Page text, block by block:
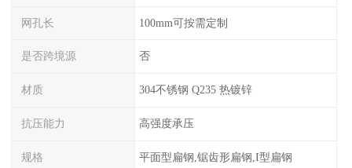
网孔长 100mm可按需定制
是否跨境源 否
材质 304不锈钢 Q235 热镀锌
抗压能力 高强度承压
规格 平面型扁钢,锯齿形扁钢,I型扁钢